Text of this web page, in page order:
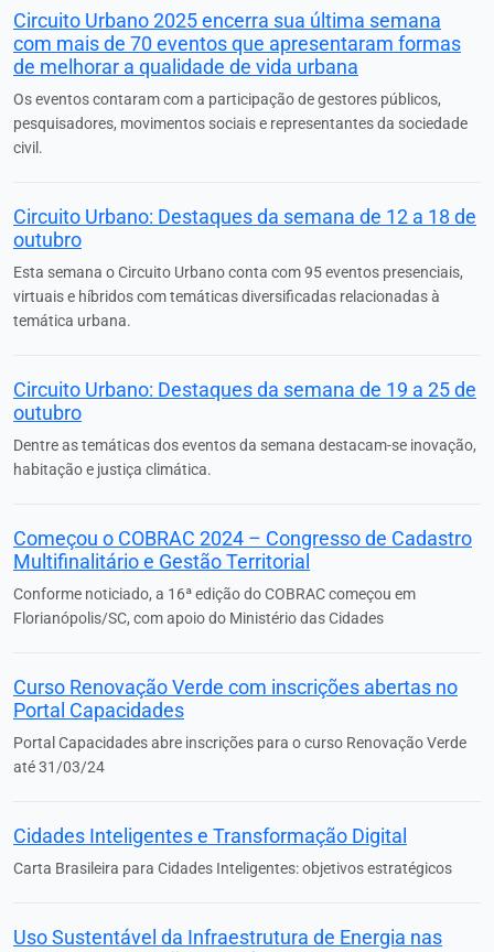
Circuito Urbano 2025 encerra sua última semana
com mais de 70 eventos que apresentaram formas
de melhorar a qualidade de vida urbana
Os eventos contaram com a participação de gestores públicos,
pesquisadores, movimentos sociais e representantes da sociedade
civil.
Circuito Urbano: Destaques da semana de 12 a 18 de
outubro
Esta semana o Circuito Urbano conta com 95 eventos presenciais,
virtuais e híbridos com temáticas diversificadas relacionadas à
temática urbana.
Circuito Urbano: Destaques da semana de 19 a 25 de
outubro
Dentre as temáticas dos eventos da semana destacam-se inovação,
habitação e justiça climática.
Começou o COBRAC 2024 – Congresso de Cadastro
Multifinalitário e Gestão Territorial
Conforme noticiado, a 16ª edição do COBRAC começou em
Florianópolis/SC, com apoio do Ministério das Cidades
Curso Renovação Verde com inscrições abertas no
Portal Capacidades
Portal Capacidades abre inscrições para o curso Renovação Verde
até 31/03/24
Cidades Inteligentes e Transformação Digital
Carta Brasileira para Cidades Inteligentes: objetivos estratégicos
Uso Sustentável da Infraestrutura de Energia nas